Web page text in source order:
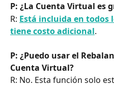
P: ¿La Cuenta Virtual es
R: Está incluida en todos
tiene costo adicional.
P: ¿Puedo usar el
Cuenta Virtual?
R: No. Esta función solo